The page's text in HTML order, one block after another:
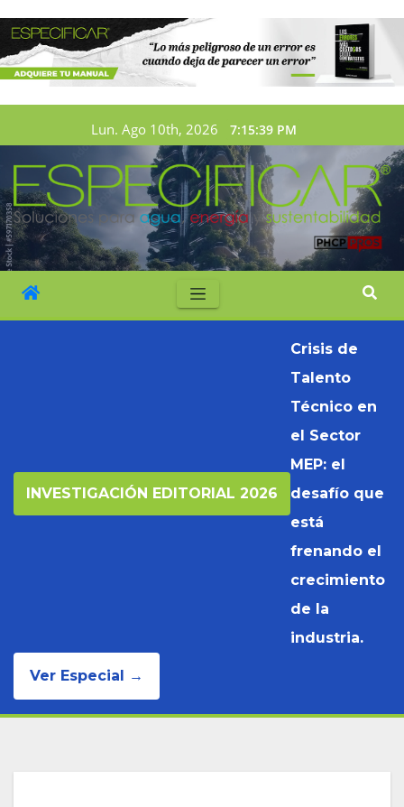
Lun. Ago 10th, 2026 7:15:41 PM
INVESTIGACIÓN EDITORIAL 2026
Crisis de
Talento
Técnico en
el Sector
MEP: el
desafío que
está
frenando el
crecimiento
de la
industria.
Ver Especial →